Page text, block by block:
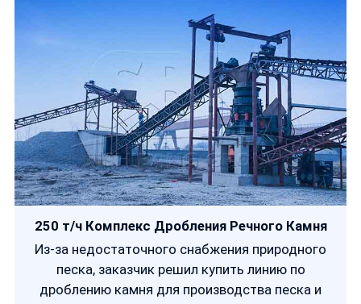
Из-за недостаточного снабжения природного
песка, заказчик решил купить линию по
дроблению камня для производства песка и
250 т/ч Комплекс Дробления Речного Камня